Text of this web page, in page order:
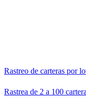
Rastreo de carteras por
Rastrea de 2 a 100